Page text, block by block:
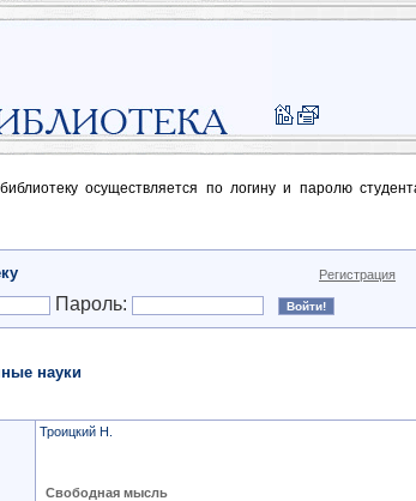
осуществляется по логину и паролю
Регистрация
Пароль:
науки
Троицкий Н.
Свободная мысль